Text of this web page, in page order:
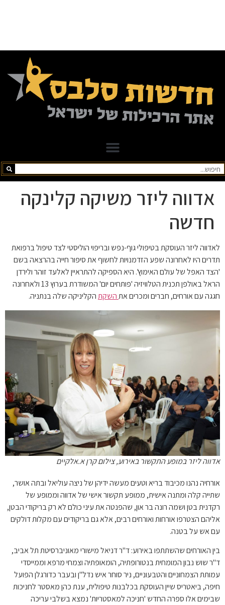
אדווה ליזר משיקה קלינקה
חדשה
לאדווה ליזר העוסקת בטיפולי גוף-נפש ובריפוי הוליסטי לצד טיפול ברפואת
תדרים היו לאחרונה שפע הזדמנויות לחשוף את סיפור חייה בהרצאה בשם
'הצד האפל של עולם האימוץ'. היא הספיקה להתראיין לאלעד זוהר ולירדן
הראל באולפן תכנית הטלוויזיה 'פותחים יום' המשודרת בערוץ 13 ולאחרונה
חגגה עם אורחים, חברים ומכרים אתהשקתהקליניקה שלה בנתניה.
אדווה ליזר במופע התקשור באירוע, צילום קרן א.אלקיים
אורחיה נהנו מכיבוד בריא וטעים מעשה ידיהן של ניצה עוליאל ובתה אושר,
שתייה קלה ומתנה אישית, ממופע תקשור אישי של אדווה וממופע של
רקדנית בטן ושמה רונה בר און, שהפנטה את עיני כולם לא רק בריקודי הבטן,
אליהם הצטרפו אורחות ואורחים רבים, אלא גם בריקודים עם מקלות דולקים
עם אש על בטנה.
בין האורחים שהשתתפו באירוע: ד"ר דניאל מישורי מאוניברסיטת תל אביב,
ד"ר שוש נבון המומחית בנטורופתיה, הומאופתיה וצמחי מרפא וממייסדי
עמותת הצמחוניים והטבעוניים, ניר סוחר איש נדל"ן ובעבר כדורגלן הפועל
חיפה, ביאטריס שיין העוסקת בכלבנות טיפולית, ענת כהן מאסטר לחניכות
שבימים אלו ספרה החדש 'חניכה למאסטריות' נמצא בשלבי עריכה